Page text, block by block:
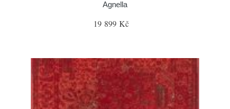
Agnella
19 899 Kč